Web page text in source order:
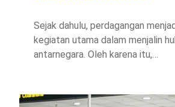
Sejak dahulu, perdagangan
kegiatan utama dalam menjalin
antarnegara. Oleh karena itu,…